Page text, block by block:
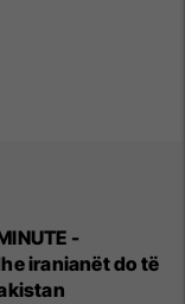
-
iranianët do të